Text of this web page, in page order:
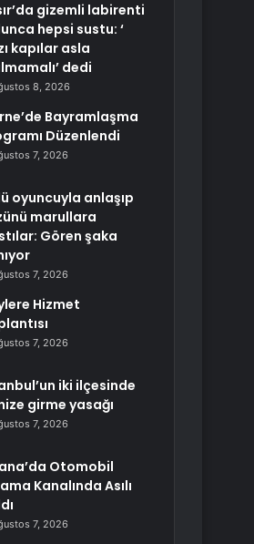
gizemli labirenti
hepsi sustu: ‘
kapılar asla
dedi
8, 2026
Bayramlaşma
Düzenlendi
7, 2026
oyuncuyla anlaşıp
marullara
Gören şaka
7, 2026
Hizmet
7, 2026
iki ilçesinde
girme yasağı
7, 2026
Otomobil
Kanalında Asılı
7, 2026